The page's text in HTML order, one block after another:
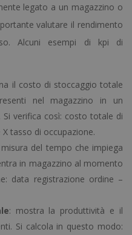
legato a un magazzino o
valutare il rendimento
Alcuni esempi di kpi di
il costo di stoccaggio totale
nel magazzino in un
verifica così: costo totale di
tasso di occupazione.
del tempo che impiega
in magazzino al momento
data registrazione ordine –
: mostra la produttività e il
Si calcola in questo modo: